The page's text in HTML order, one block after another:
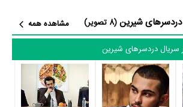
می‌توان دردسرهای شیرین را یک اثر پربازیگر عنوان
سریال دردسرهای شیرین باتوجه به بازی گرفتن از
آنها کار بسیار دشواری بوده است؛ باید بررسی کرد
و به‌عنوان بازیگردان و همچنین تیم بازیگری
در این زمینه موفق باشند و بازی‌های درخشانی را
شیرین(8 تصویر)
مشاهده همه
سریال دردسرهای شیرین